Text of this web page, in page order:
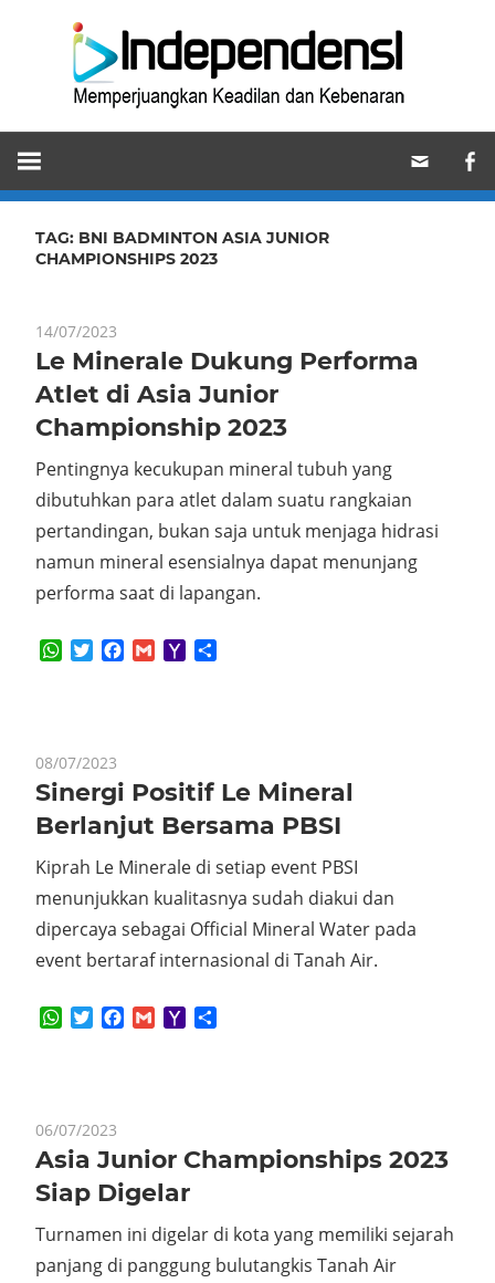
Memperjuangkan
Keadilan
dan
Kebenaran
TAG: BNI BADMINTON ASIA JUNIOR
CHAMPIONSHIPS 2023
14/07/2023
Le Minerale Dukung Performa
Atlet di Asia Junior
Championship 2023
Pentingnya kecukupan mineral tubuh yang
dibutuhkan para atlet dalam suatu rangkaian
pertandingan, bukan saja untuk menjaga hidrasi
namun mineral esensialnya dapat menunjang
performa saat di lapangan.
WhatsApp
TwitterFacebook
GmailYahoo
08/07/2023
Sinergi Positif Le Mineral
Berlanjut Bersama PBSI
Kiprah Le Minerale di setiap event PBSI
menunjukkan kualitasnya sudah diakui dan
dipercaya sebagai Official Mineral Water pada
event bertaraf internasional di Tanah Air.
WhatsApp
TwitterFacebook
GmailYahoo
06/07/2023
Asia Junior Championships 2023
Siap Digelar
Turnamen ini digelar di kota yang memiliki sejarah
panjang di panggung bulutangkis Tanah Air